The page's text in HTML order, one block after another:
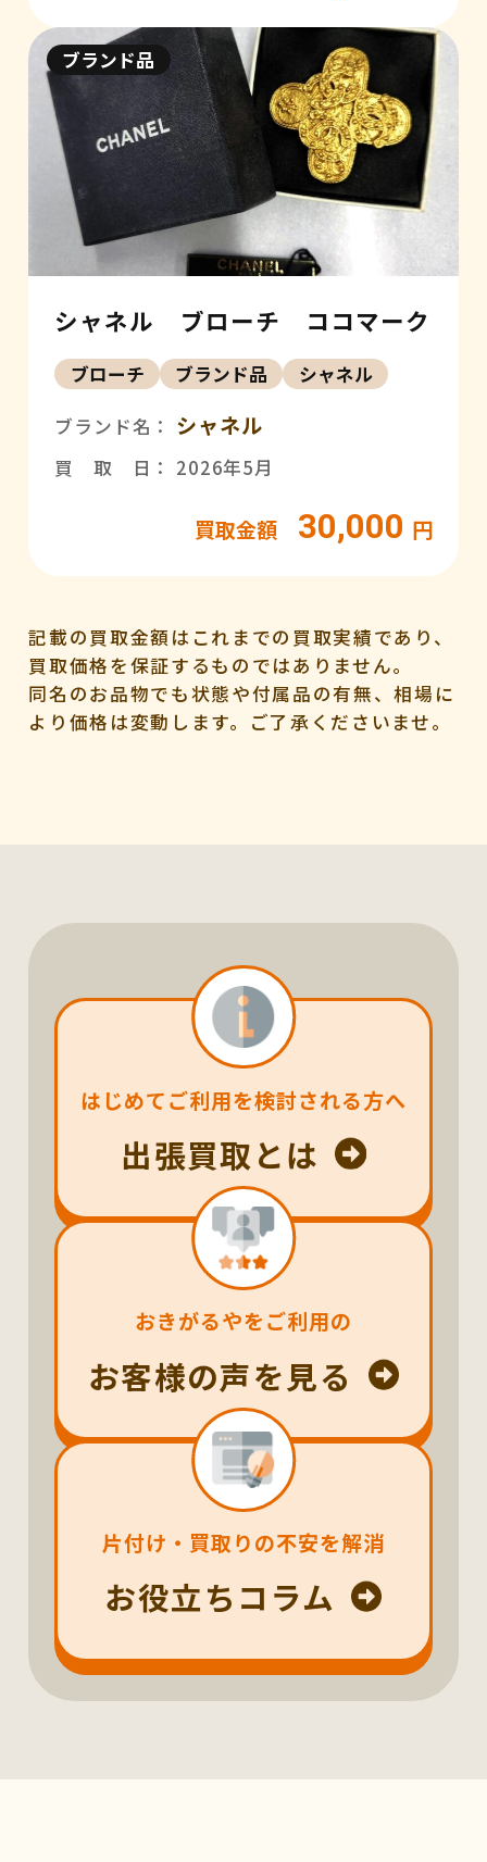
ブランド品
シャネル ブローチ ココマーク
ブローチ ブランド品 シャネル
ブランド名： シャネル
買 取 日： 2026年5月
買取金額 30,000 円
記載の買取金額はこれまでの買取実績であり、
買取価格を保証するものではありません。
同名のお品物でも状態や付属品の有無、相場に
より価格は変動します。ご了承くださいませ。
はじめてご利用を検討される方へ
出張買取とは
おきがるやをご利用の
お客様の声を見る
片付け・買取りの不安を解消
お役立ちコラム